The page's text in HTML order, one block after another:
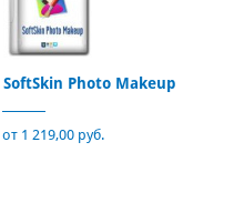
SoftSkin Photo Makeup
от 1 219,00 руб.